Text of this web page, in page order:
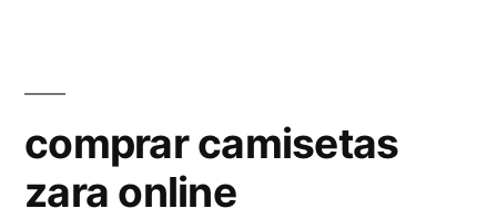
comprar camisetas
zara online